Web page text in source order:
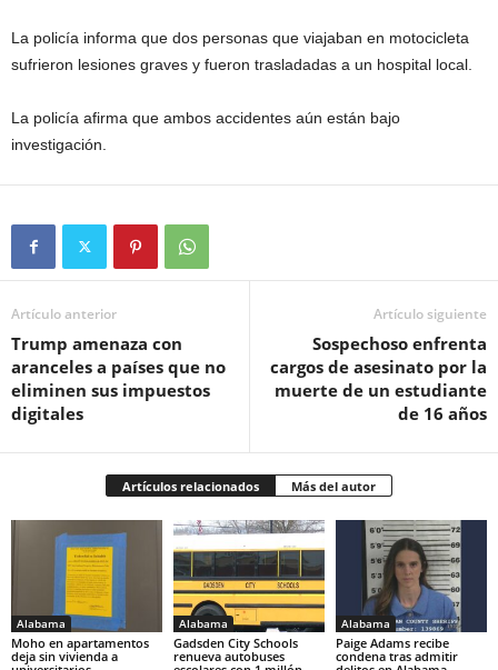
La policía informa que dos personas que viajaban en motocicleta
sufrieron lesiones graves y fueron trasladadas a un hospital local.
La policía afirma que ambos accidentes aún están bajo
investigación.
Artículo anterior
Trump amenaza con
aranceles a países que no
eliminen sus impuestos
digitales
Artículo siguiente
Sospechoso enfrenta
cargos de asesinato por la
muerte de un estudiante
de 16 años
Artículos relacionados Más del autor
Alabama
Moho en apartamentos
deja sin vivienda a
Alabama
Gadsden City Schools
renueva autobuses
Alabama
Paige Adams recibe
condena tras admitir